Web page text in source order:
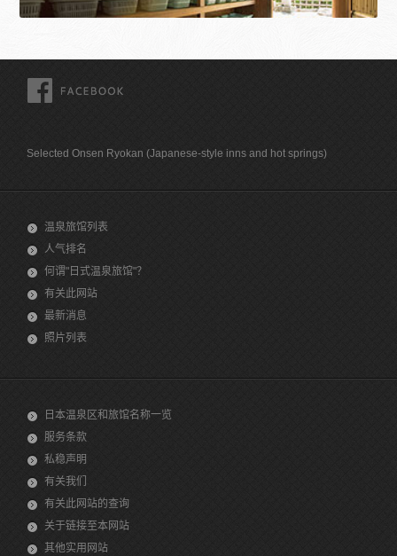
Selected Onsen Ryokan (Japanese-style inns and hot springs)
温泉旅馆列表
人气排名
何谓"日式温泉旅馆"？
有关此网站
最新消息
照片列表
日本温泉区和旅馆名称一览
服务条款
私稳声明
有关我们
有关此网站的查询
关于链接至本网站
其他实用网站